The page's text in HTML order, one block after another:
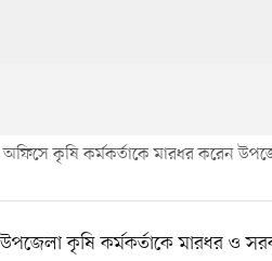
কৃ‌ষি কর্মকর্তা‌কে মারধর ক‌রেন
কৃষি কর্মকর্তাকে মারধর ও